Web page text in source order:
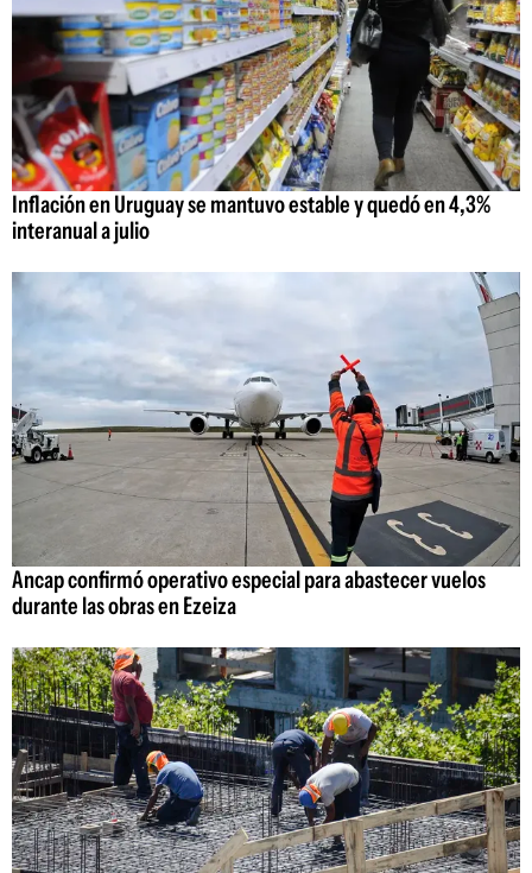
Inflación en Uruguay se mantuvo estable y quedó en 4,3%
interanual a julio
Ancap confirmó operativo especial para abastecer vuelos
durante las obras en Ezeiza